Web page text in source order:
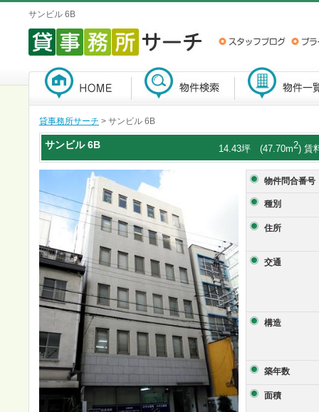
サンビル 6B
貸事務所サーチ > サンビル 6B
サンビル6B 14.43坪 (47.70m2) 賃
物件問合番号
種別
住所
交通
構造
築年数
面積